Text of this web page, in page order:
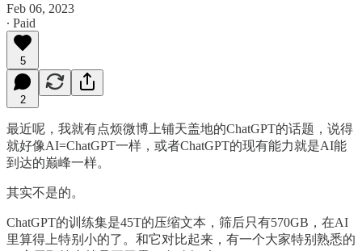
Feb 06, 2023
∙ Paid
5
2
最近呢，我就有点烦微博上铺天盖地的ChatGPT的话题，说得
就好像AI=ChatGPT一样，或者ChatGPT的现有能力就是AI能
到达的巅峰一样。
其实不是的。
ChatGPT的训练集是45T的压缩文本，筛后只有570GB，在AI
里算得上特别小的了。和它对比起来，有一个大家特别熟悉的